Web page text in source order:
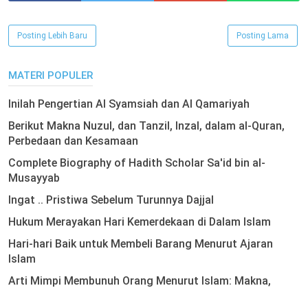
Posting Lebih Baru Posting Lama
MATERI POPULER
Inilah Pengertian Al Syamsiah dan Al Qamariyah
Berikut Makna Nuzul, dan Tanzil, Inzal, dalam al-Quran,
Perbedaan dan Kesamaan
Complete Biography of Hadith Scholar Sa'id bin al-
Musayyab
Ingat .. Pristiwa Sebelum Turunnya Dajjal
Hukum Merayakan Hari Kemerdekaan di Dalam Islam
Hari-hari Baik untuk Membeli Barang Menurut Ajaran
Islam
Arti Mimpi Membunuh Orang Menurut Islam: Makna,